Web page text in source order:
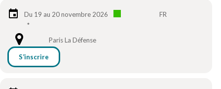
Du 19 au 20 novembre 2026
*
FR
Paris La Défense
S’inscrire